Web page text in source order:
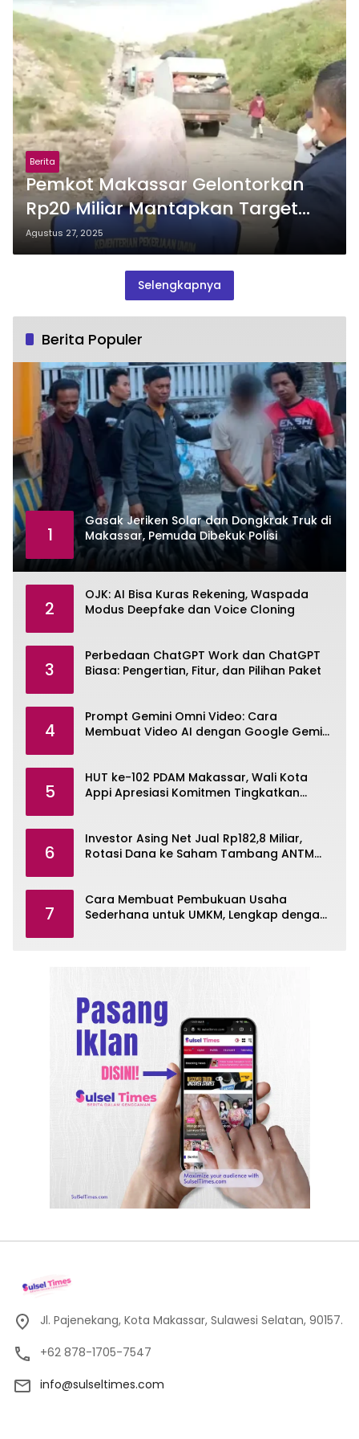
Berita
Pemkot Makassar Gelontorkan
Rp20 Miliar Mantapkan Target
Makassar Bebas Sampah 2029
Agustus 27, 2025
Selengkapnya
Berita Populer
1
Gasak Jeriken Solar dan Dongkrak Truk di
Makassar, Pemuda Dibekuk Polisi
2
OJK: AI Bisa Kuras Rekening, Waspada
Modus Deepfake dan Voice Cloning
3
Perbedaan ChatGPT Work dan ChatGPT
Biasa: Pengertian, Fitur, dan Pilihan Paket
4
Prompt Gemini Omni Video: Cara
Membuat Video AI dengan Google Gemini
5
HUT ke-102 PDAM Makassar, Wali Kota
Appi Apresiasi Komitmen Tingkatkan
6
Investor Asing Net Jual Rp182,8 Miliar,
Rotasi Dana ke Saham Tambang ANTM
7
Cara Membuat Pembukuan Usaha
Sederhana untuk UMKM, Lengkap dengan
Jl. Pajenekang, Kota Makassar, Sulawesi Selatan, 90157.
+62 878-1705-7547
info@sulseltimes.com